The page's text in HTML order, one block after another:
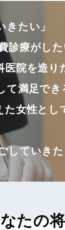
きたい」
診療がした
院を造り
満足でき
た女性とし
していきた
たの